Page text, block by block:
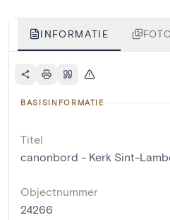
INFORMATIE
BASISINFORMATIE
Titel
canonbord - Kerk Sint-
Objectnummer
24266